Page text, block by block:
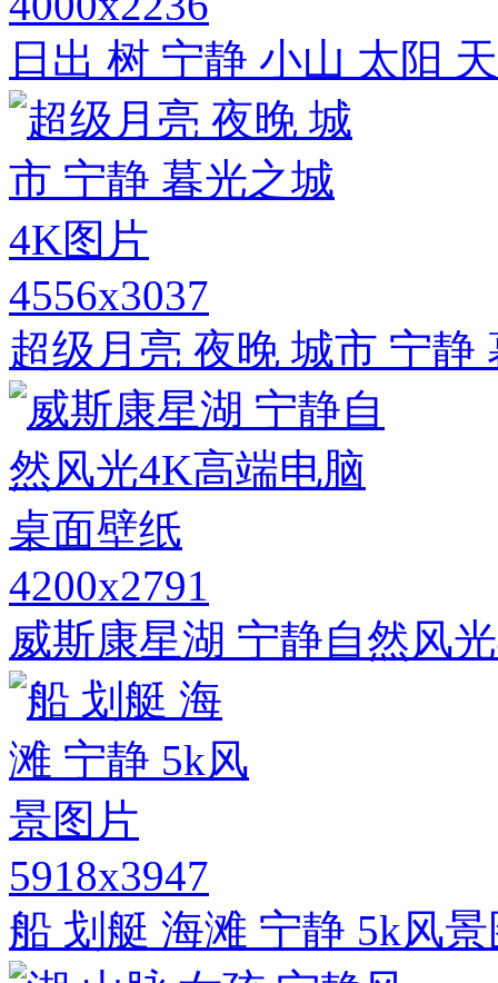
日出 树 宁静 小山 太阳
4556x3037
超级月亮 夜晚 城市 宁静
4200x2791
威斯康星湖 宁静自然风
5918x3947
船 划艇 海滩 宁静 5k风